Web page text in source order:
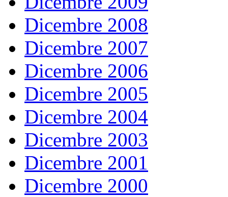
Dicembre 2008
Dicembre 2007
Dicembre 2006
Dicembre 2005
Dicembre 2004
Dicembre 2003
Dicembre 2001
Dicembre 2000